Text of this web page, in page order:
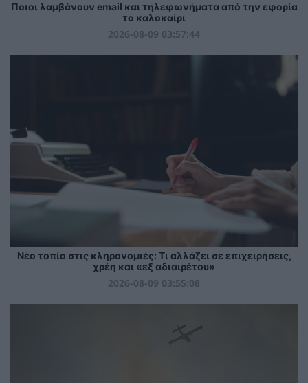
Ποιοι λαμβάνουν email και τηλεφωνήματα από την εφορία
το καλοκαίρι
2026-08-09 03:57:44
Νέο τοπίο στις κληρονομιές: Τι αλλάζει σε επιχειρήσεις,
χρέη και «εξ αδιαιρέτου»
2026-08-09 03:55:08